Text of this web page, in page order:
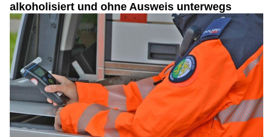
alkoholisiert und ohne Ausweis unterwegs